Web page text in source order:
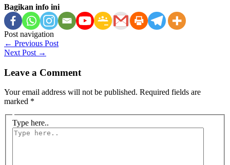
Bagikan info ini
Post navigation
← Previous Post
Next Post →
Leave a Comment
Your email address will not be published. Required fields are
marked *
Type here..